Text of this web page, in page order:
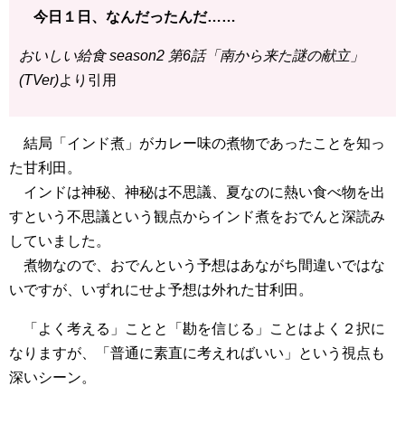
今日１日、なんだったんだ……
おいしい給食 season2 第6話「南から来た謎の献立」
(TVer)より引用
結局「インド煮」がカレー味の煮物であったことを知っ
た甘利田。
インドは神秘、神秘は不思議、夏なのに熱い食べ物を出
すという不思議という観点からインド煮をおでんと深読み
していました。
煮物なので、おでんという予想はあながち間違いではな
いですが、いずれにせよ予想は外れた甘利田。
「よく考える」ことと「勘を信じる」ことはよく２択に
なりますが、「普通に素直に考えればいい」という視点も
深いシーン。